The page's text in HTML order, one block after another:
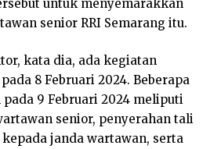
untuk menyemarakkan
senior RRI Semarang itu.
kata dia, ada kegiatan
8 Februari 2024. Beberapa
pada 9 Februari 2024 meliputi
senior, penyerahan tali
janda wartawan, serta